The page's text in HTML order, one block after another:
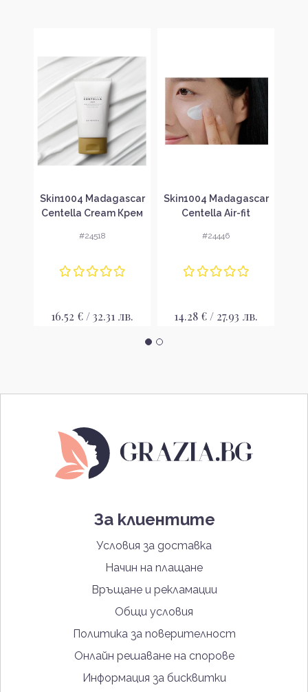
Skin1004 Madagascar
Centella Cream Крем
#24518
16.52 € / 32.31 лв.
Skin1004 Madagascar
Centella Air-fit
Лек слънцезащитен
#24446
14.28 € / 27.93 лв.
За клиентите
Условия за доставка
Начин на плащане
Връщане и рекламации
Общи условия
Политика за поверителност
Онлайн решаване на спорове
Информация за бисквитки